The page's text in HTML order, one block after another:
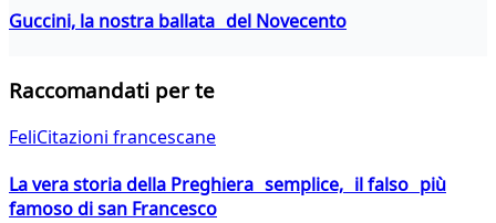
Guccini, la nostra ballata del Novecento
Raccomandati per te
FeliCitazioni francescane
La vera storia della Preghiera semplice, il falso più
famoso di san Francesco